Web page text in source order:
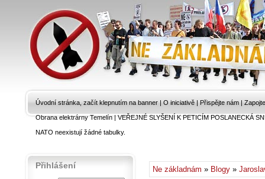
Úvodní stránka, začít klepnutím na banner | O iniciativě | Přispějte nám |
Obrana elektrárny Temelín|VEŘEJNÉ SLYŠENÍ K PETICÍM POSLANECKÁ
NATO neexistují žádné tabulky.
Ne základnám » Blogy »
Přihlášení